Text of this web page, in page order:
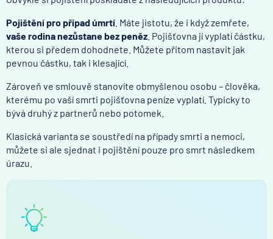
Pojištění pro případ úmrtí . Máte jistotu, že i když zemřete,
vaše rodina nezůstane bez peněz . Pojišťovna jí vyplatí částku,
kterou si předem dohodnete. Můžete přitom nastavit jak
pevnou částku, tak i klesající.
Zároveň ve smlouvě stanovíte obmyšlenou osobu – člověka,
kterému po vaší smrti pojišťovna peníze vyplatí. Typicky to
bývá druhý z partnerů nebo potomek.
Klasická varianta se soustředí na případy smrti a nemoci,
můžete si ale sjednat i pojištění pouze pro smrt následkem
úrazu.